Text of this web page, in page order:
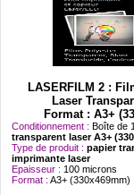
LASERFILM 2 :
Laser
Format : A3+
Conditionnement : Boîte de
transparent laser A3+
Type de produit : papier
imprimante laser
Epaisseur : 100 microns
Format : A3+ (330x469mm)